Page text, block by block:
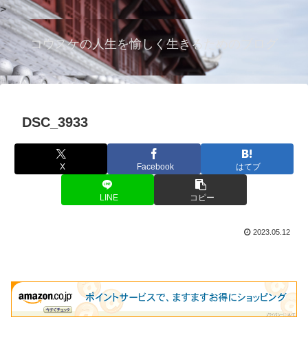
>
コウスケの人生を愉しく生きるためのブログ
DSC_3933
X Facebook はてブ
LINE コピー
2023.05.12